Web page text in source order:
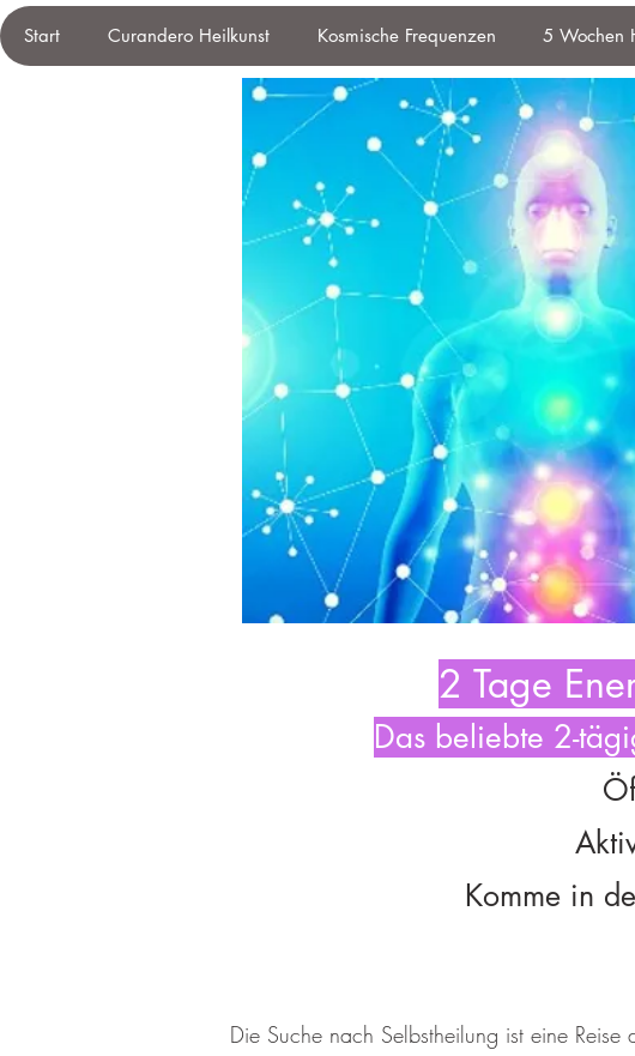
Start Curandero Heilkunst Kosmische Frequenzen 5 Wochen
2 Tage
Das beliebte 2-
Komme in
Die Suche nach Selbstheilung ist eine Reise